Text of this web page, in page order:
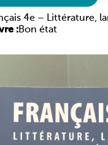
4e – Littérature,
:Bon état